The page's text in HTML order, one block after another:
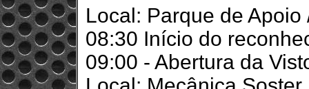
Local: Parque de
08:30 Início do
09:00 - Abertura da